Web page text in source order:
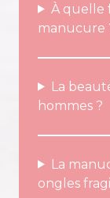
À quelle
manucure
La
hommes ?
La
ongles